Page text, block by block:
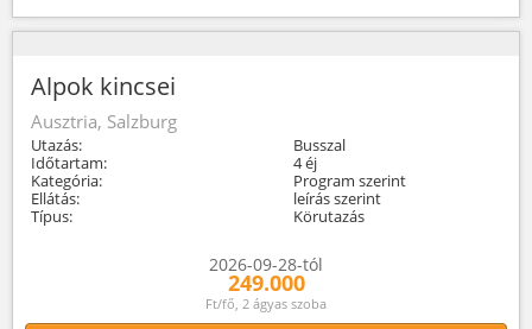
Alpok kincsei
Ausztria, Salzburg
Utazás:
Busszal
Időtartam:
4 éj
Kategória:
Program szerint
Ellátás:
leírás szerint
Típus:
Körutazás
2026-09-28-tól
249.000
Ft/fő, 2 ágyas szoba